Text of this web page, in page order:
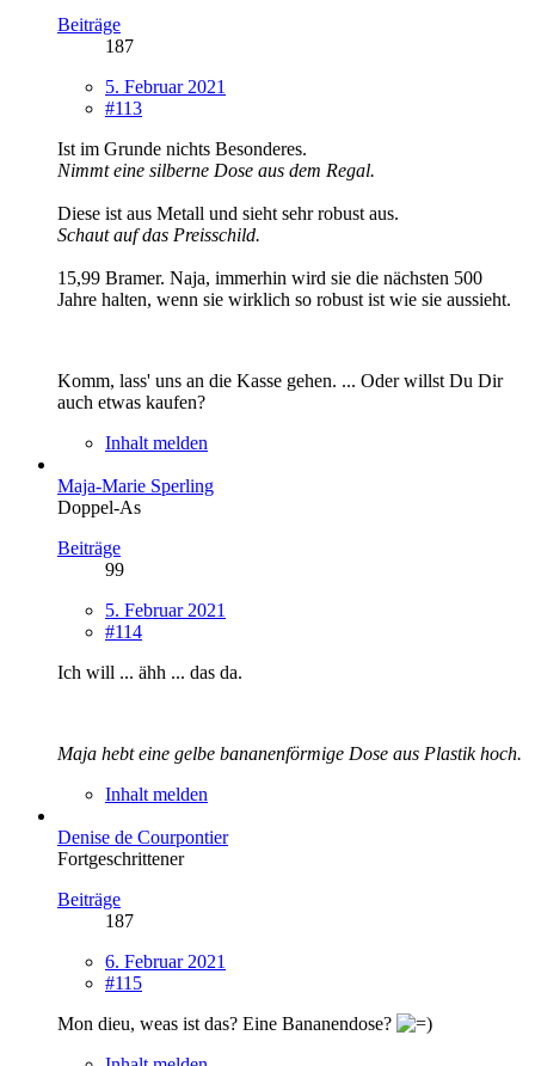
Beiträge
187
5. Februar 2021
#113
Ist im Grunde nichts Besonderes.
Nimmt eine silberne Dose aus dem Regal.
Diese ist aus Metall und sieht sehr robust aus.
Schaut auf das Preisschild.
15,99 Bramer. Naja, immerhin wird sie die nächsten 500
Jahre halten, wenn sie wirklich so robust ist wie sie aussieht.
Komm, lass' uns an die Kasse gehen. ... Oder willst Du Dir
auch etwas kaufen?
Inhalt melden
Maja-Marie Sperling
Doppel-As
Beiträge
99
5. Februar 2021
#114
Ich will ... ähh ... das da.
Maja hebt eine gelbe bananenförmige Dose aus Plastik hoch.
Inhalt melden
Denise de Courpontier
Fortgeschrittener
Beiträge
187
6. Februar 2021
#115
Mon dieu, weas ist das? Eine Bananendose?